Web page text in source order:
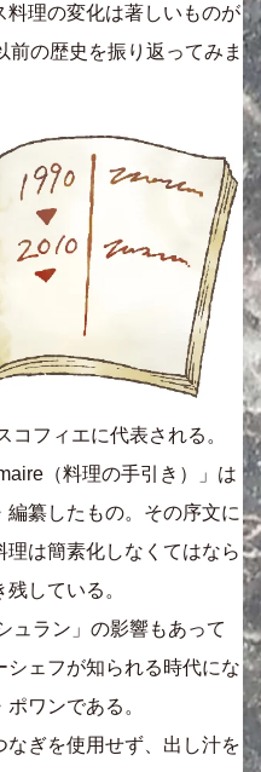
料理の変化は著しいものが
前の歴史を振り返ってみま
フィエに代表される。
（料理の手引き）」は
纂したもの。その序文に
は簡素化しなくてはなら
している。
ュラン」の影響もあって
ェフが知られる時代にな
ワンである。
ぎを使用せず、出し汁を